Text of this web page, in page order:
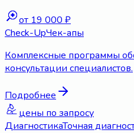
от 19 000 ₽
Check-UpЧек-апы
Комплексные программы
консультации специалистов.
Подробнее
цены по запросу
ДиагностикаТочная